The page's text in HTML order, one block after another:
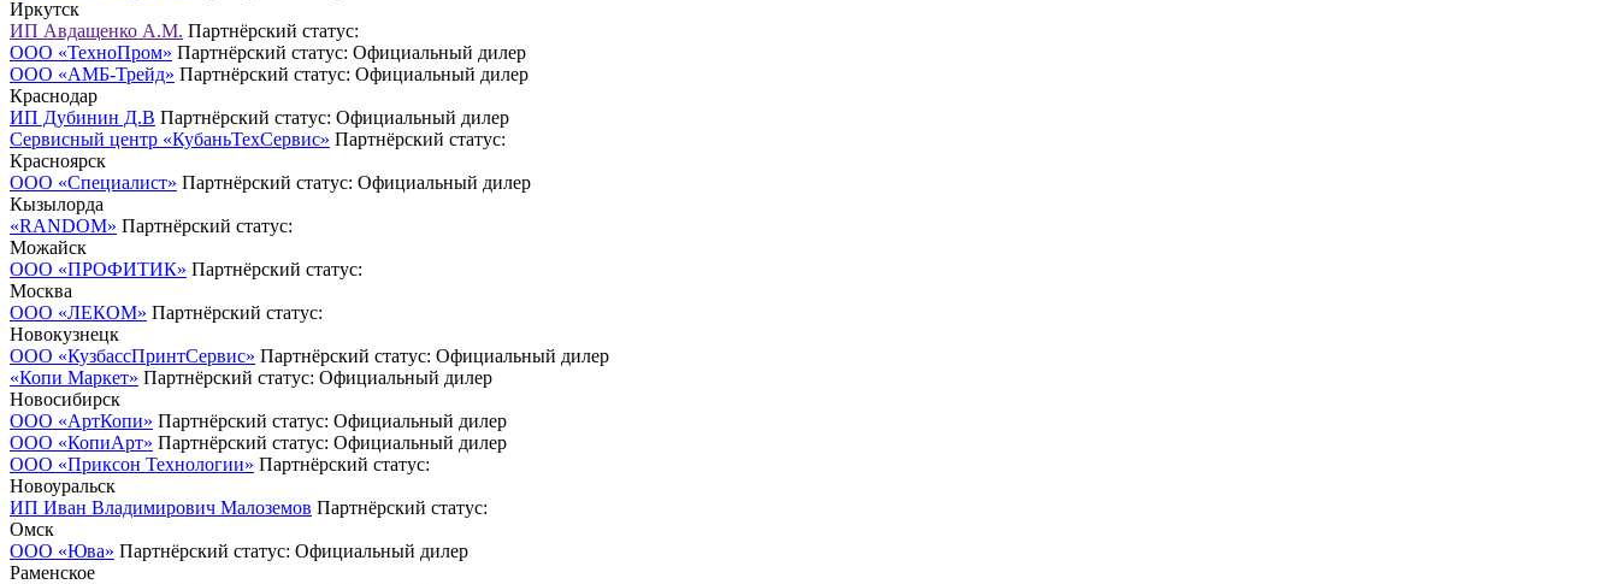
Иркутск
ИП Авдащенко А.М. Партнёрский статус:
ООО «ТехноПром» Партнёрский статус: Официальный дилер
ООО «АМБ-Трейд» Партнёрский статус: Официальный дилер
Краснодар
ИП Дубинин Д.В Партнёрский статус: Официальный дилер
Сервисный центр «КубаньТехСервис» Партнёрский статус:
Красноярск
ООО «Специалист» Партнёрский статус: Официальный дилер
Кызылорда
«RANDOM» Партнёрский статус:
Можайск
ООО «ПРОФИТИК» Партнёрский статус:
Москва
ООО «ЛЕКОМ» Партнёрский статус:
Новокузнецк
ООО «КузбассПринтСервис» Партнёрский статус: Официальный дилер
«Копи Маркет» Партнёрский статус: Официальный дилер
Новосибирск
ООО «АртКопи» Партнёрский статус: Официальный дилер
ООО «КопиАрт» Партнёрский статус: Официальный дилер
ООО «Приксон Технологии» Партнёрский статус:
Новоуральск
ИП Иван Владимирович Малоземов Партнёрский статус:
Омск
ООО «Юва» Партнёрский статус: Официальный дилер
Раменское